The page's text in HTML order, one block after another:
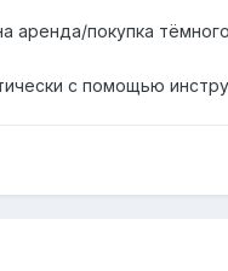
покупка
с помощью